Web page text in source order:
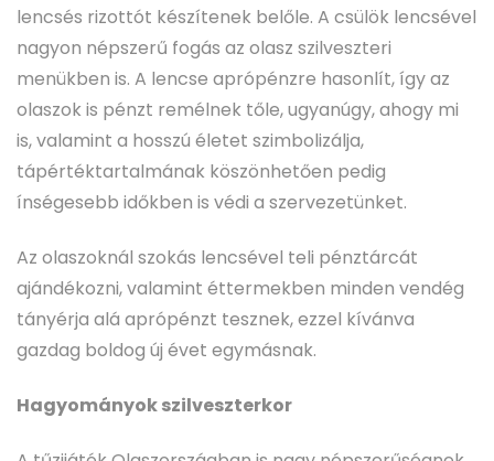
lencsés rizottót készítenek belőle. A csülök lencsével
nagyon népszerű fogás az olasz szilveszteri
menükben is. A lencse aprópénzre hasonlít, így az
olaszok is pénzt remélnek tőle, ugyanúgy, ahogy mi
is, valamint a hosszú életet szimbolizálja,
tápértéktartalmának köszönhetően pedig
ínségesebb időkben is védi a szervezetünket.
Az olaszoknál szokás lencsével teli pénztárcát
ajándékozni, valamint éttermekben minden vendég
tányérja alá aprópénzt tesznek, ezzel kívánva
gazdag boldog új évet egymásnak.
Hagyományok szilveszterkor